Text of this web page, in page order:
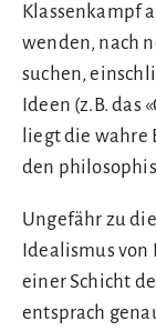
Klassenkampf
wenden, nach
suchen,
Ideen (z.B. das
liegt die wahre
den
Ungefähr zu
Idealismus von
einer Schicht
entsprach